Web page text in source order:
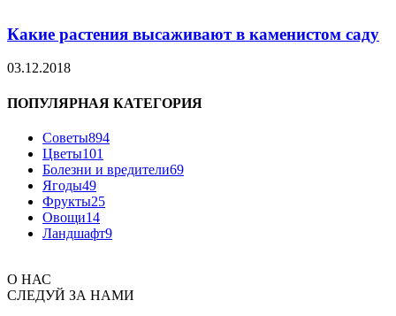
Какие растения высаживают в каменистом саду
03.12.2018
ПОПУЛЯРНАЯ КАТЕГОРИЯ
Советы894
Цветы101
Болезни и вредители69
Ягоды49
Фрукты25
Овощи14
Ландшафт9
О НАС
СЛЕДУЙ ЗА НАМИ